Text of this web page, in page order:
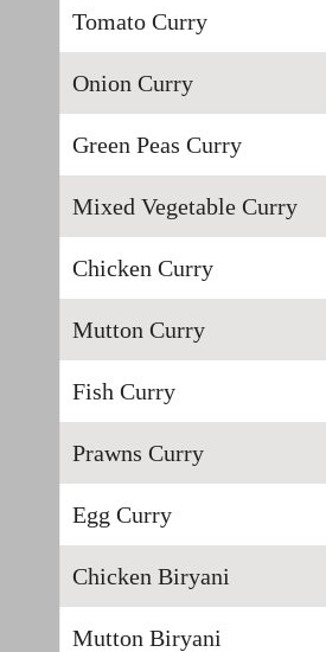
Tomato Curry
Onion Curry
Green Peas Curry
Mixed Vegetable Curry
Chicken Curry
Mutton Curry
Fish Curry
Prawns Curry
Egg Curry
Chicken Biryani
Mutton Biryani